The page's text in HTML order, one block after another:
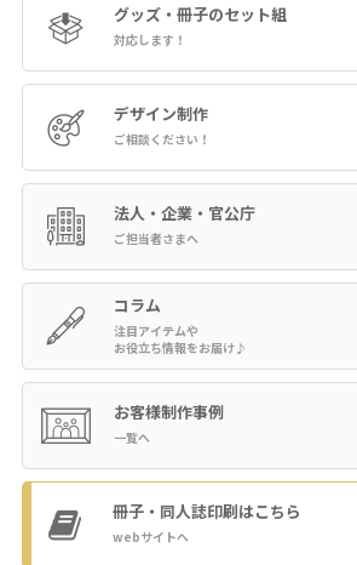
グッズ・冊子のセット組
対応します！
デザイン制作
ご相談ください！
法人・企業・官公庁
ご担当者さまへ
コラム
注目アイテムや
お役立ち情報をお届け♪
お客様制作事例
一覧へ
冊子・同人誌印刷はこちら
webサイトへ